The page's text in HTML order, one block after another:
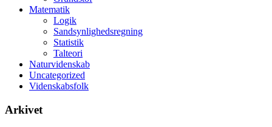
Matematik
Logik
Sandsynlighedsregning
Statistik
Talteori
Naturvidenskab
Uncategorized
Videnskabsfolk
Arkivet